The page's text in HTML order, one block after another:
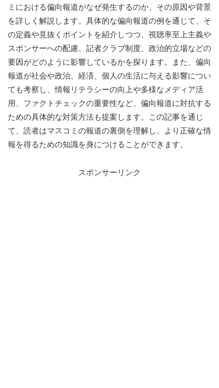
ミにおける偏向報道がなぜ発生するのか、その原因や背景
を詳しく解説します。具体的な偏向報道の例を通じて、そ
の定義や見抜くポイントを紹介しつつ、視聴率至上主義や
スポンサーへの配慮、記者クラブ制度、政治的立場などの
要因がどのように影響しているかを探ります。また、偏向
報道が社会や政治、経済、個人の生活に与える影響につい
ても考察し、情報リテラシーの向上や多様なメディア活
用、ファクトチェックの重要性など、偏向報道に対抗する
ための具体的な対策方法も提案します。この記事を通じ
て、読者はマスコミの報道の裏側を理解し、より正確な情
報を得るための知識を身につけることができます。
スポンサーリンク